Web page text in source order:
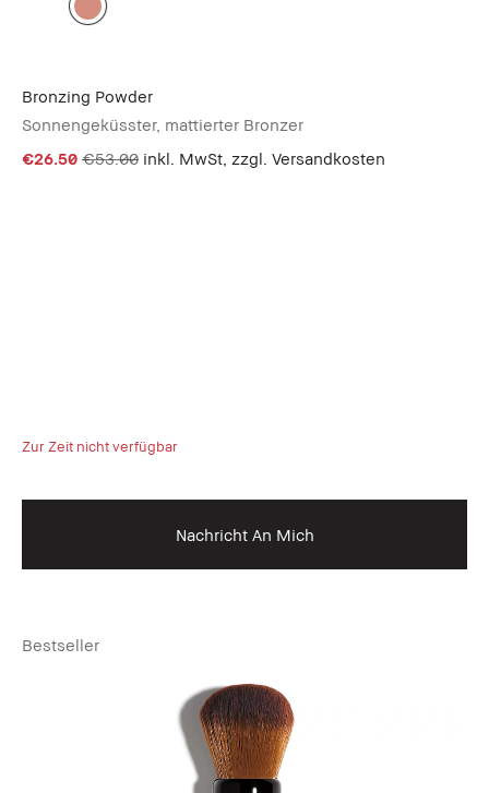
Bronzing Powder
Sonnengeküsster, mattierter Bronzer
€26.50 €53.00 inkl. MwSt, zzgl. Versandkosten
Zur Zeit nicht verfügbar
Nachricht An Mich
Bestseller